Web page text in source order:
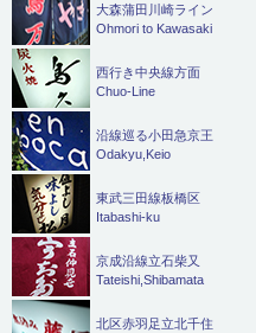
大森蒲田川崎ライン
Ohmori to Kawasaki
西行き中央線方面
Chuo-Line
沿線巡る小田急京王
Odakyu,Keio
東武三田線板橋区
Itabashi-ku
京成沿線立石柴又
Tateishi,Shibamata
北区赤羽足立北千住